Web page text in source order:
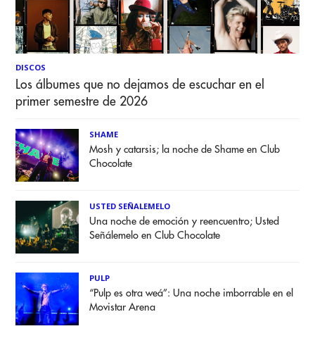
DISCOS
Los álbumes que no dejamos de escuchar en el
primer semestre de 2026
SHAME
Mosh y catarsis; la noche de Shame en Club
Chocolate
USTED SEÑALEMELO
Una noche de emoción y reencuentro; Usted
Señálemelo en Club Chocolate
PULP
“Pulp es otra weá”: Una noche imborrable en el
Movistar Arena